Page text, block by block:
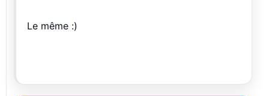
Le même :)